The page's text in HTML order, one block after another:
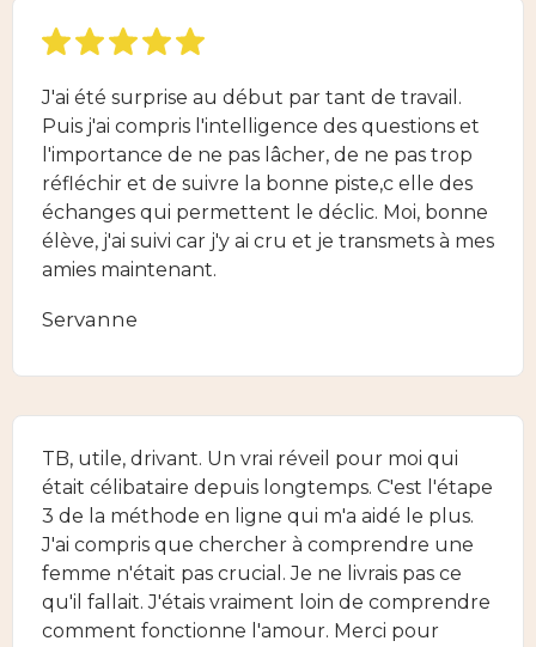
J'ai été surprise au début par tant de travail.
Puis j'ai compris l'intelligence des questions et
l'importance de ne pas lâcher, de ne pas trop
réfléchir et de suivre la bonne piste,c elle des
échanges qui permettent le déclic. Moi, bonne
élève, j'ai suivi car j'y ai cru et je transmets à mes
amies maintenant.
Servanne
TB, utile, drivant. Un vrai réveil pour moi qui
était célibataire depuis longtemps. C'est l'étape
3 de la méthode en ligne qui m'a aidé le plus.
J'ai compris que chercher à comprendre une
femme n'était pas crucial. Je ne livrais pas ce
qu'il fallait. J'étais vraiment loin de comprendre
comment fonctionne l'amour. Merci pour